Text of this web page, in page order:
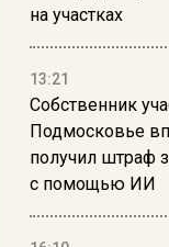
на участках
13:21
Собственник
Подмосковье
получил штраф
с помощью ИИ